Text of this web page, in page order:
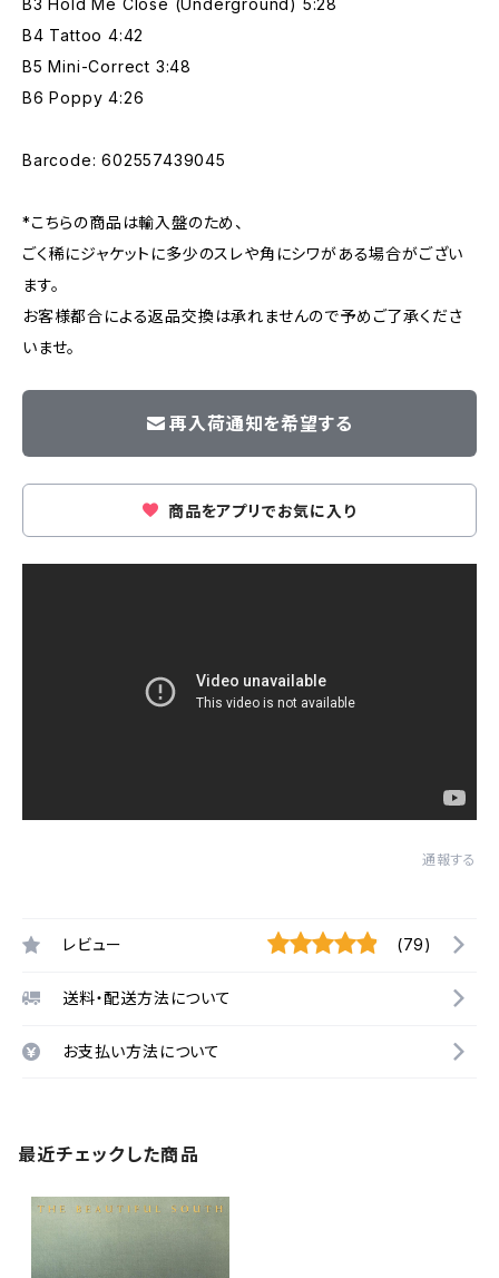
B3 Hold Me Close (Underground) 5:28
B4 Tattoo 4:42
B5 Mini-Correct 3:48
B6 Poppy 4:26
Barcode: 602557439045
*こちらの商品は輸入盤のため、
ごく稀にジャケットに多少のスレや角にシワがある場合がござい
ます。
お客様都合による返品交換は承れませんので予めご了承くださ
いませ。
再入荷通知を希望する
商品をアプリでお気に入り
通報する
レビュー (79)
送料・配送方法について
お支払い方法について
最近チェックした商品